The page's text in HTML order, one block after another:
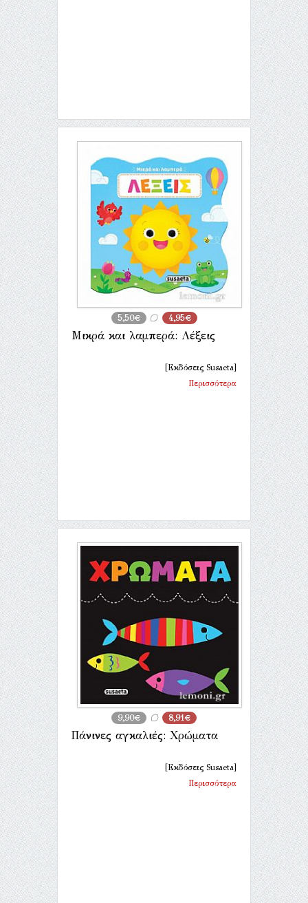
5,50€ 4,95€
Μικρά και λαμπερά: Λέξεις
[Εκδόσεις Susaeta]
Περισσότερα
9,90€ 8,91€
Πάνινες αγκαλιές: Χρώματα
[Εκδόσεις Susaeta]
Περισσότερα